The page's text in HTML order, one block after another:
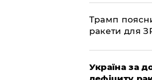
Трамп
ракети для
Україна за